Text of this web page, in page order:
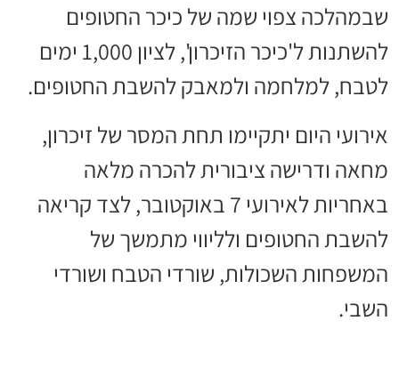
שבמהלכה צפוי שמה של כיכר החטופים
להשתנות ל'כיכר הזיכרון', לציון 1,000 ימים
לטבח, למלחמה ולמאבק להשבת החטופים.
אירועי היום יתקיימו תחת המסר של זיכרון,
מחאה ודרישה ציבורית להכרה מלאה
באחריות לאירועי 7 באוקטובר, לצד קריאה
להשבת החטופים ולליווי מתמשך של
המשפחות השכולות, שורדי הטבח ושורדי
השבי.